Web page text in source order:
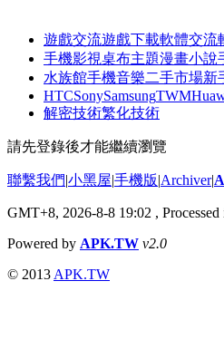
遊戲交流遊戲下載軟體交流
手機影視桌布主題漫畫小說
水族館手機音樂二手市場新
HTCSonySamsungTWM
解密技術繁化技術
請先登錄後才能繼續瀏覽
聯繫我們|小黑屋|手機版|Archiver|
GMT+8, 2026-8-8 19:02 ,
Powered by APK.TW v2.0
© 2013 APK.TW